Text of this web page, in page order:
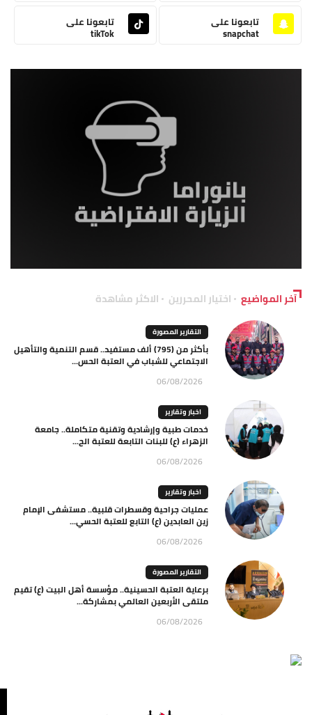
تابعونا على
snapchat
تابعونا على
tikTok
آخر المواضيع اختيار المحررين الاكثر مشاهدة
التقارير المصورة
بأكثر من (795) ألف مستفيد.. قسم التنمية والتأهيل
الاجتماعي للشباب في العتبة الحس...
06/08/2026
اخبار وتقارير
خدمات طبية وإرشادية وتقنية متكاملة.. جامعة
الزهراء (ع) للبنات التابعة للعتبة الح...
06/08/2026
اخبار وتقارير
عمليات جراحية وقسطرات قلبية.. مستشفى الإمام
زين العابدين (ع) التابع للعتبة الحسي...
06/08/2026
التقارير المصورة
برعاية العتبة الحسينية.. مؤسسة أهل البيت (ع) تقيم
ملتقى الأربعين العالمي بمشاركة...
06/08/2026